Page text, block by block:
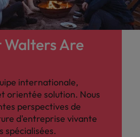
Walters Are
internationale,
orientée solution. Nous
perspectives de
d'entreprise vivante
spécialisées.